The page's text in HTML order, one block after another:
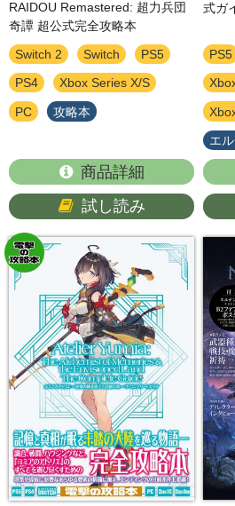
RAIDOU Remastered: 超力兵団
奇譚 超公式完全攻略本
Switch 2 Switch PS5
PS4 Xbox Series X/S
PC 攻略本
商品詳細
試し読み
式ガ
PS5
エ